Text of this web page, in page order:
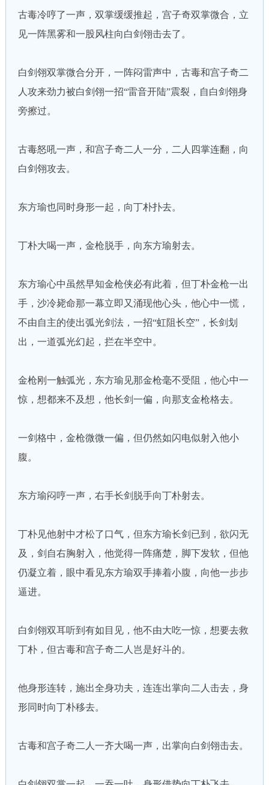
古毒冷哼了一声，双掌缓缓推起，宫子奇双掌微合，立
见一阵黑雾和一股风柱向白剑翎击去了。
白剑翎双掌微合分开，一阵闷雷声中，古毒和宫子奇二
人攻来劲力被白剑翎一招“雷音开陆”震裂，自白剑翎身
旁擦过。
古毒怒吼一声，和宫子奇二人一分，二人四掌连翻，向
白剑翎攻去。
东方瑜也同时身形一起，向丁朴扑去。
丁朴大喝一声，金枪脱手，向东方瑜射去。
东方瑜心中虽然早知金枪侠必有此着，但丁朴金枪一出
手，沙冷毙命那一幕立即又涌现他心头，他心中一慌，
不由自主的使出弧光剑法，一招“虹阻长空”，长剑划
出，一道弧光幻起，拦在半空中。
金枪刚一触弧光，东方瑜见那金枪毫不受阻，他心中一
惊，想都来不及想，他长剑一偏，向那支金枪格去。
一剑格中，金枪微微一偏，但仍然如闪电似射入他小
腹。
东方瑜闷哼一声，右手长剑脱手向丁朴射去。
丁朴见他射中才松了口气，但东方瑜长剑已到，欲闪无
及，剑自右胸射入，他觉得一阵痛楚，脚下发软，但他
仍凝立着，眼中看见东方瑜双手捧着小腹，向他一步步
逼进。
白剑翎双耳听到有如目见，他不由大吃一惊，想要去救
丁朴，但古毒和宫子奇二人岂是好斗的。
他身形连转，施出全身功夫，连连出掌向二人击去，身
形同时向丁朴移去。
古毒和宫子奇二人一齐大喝一声，出掌向白剑翎击去。